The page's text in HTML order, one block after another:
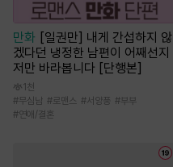
만화 [일권만] 내게 간섭하지 않
겠다던 냉정한 남편이 어째선지
저만 바라봅니다 [단행본]
1천
#무심남 #로맨스 #서양풍 #부부
#연애/결혼